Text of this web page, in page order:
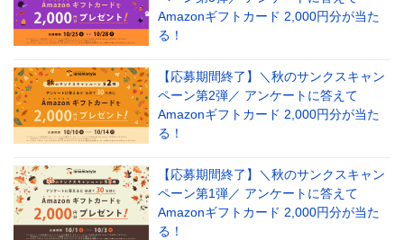
Amazonギフトカード 2,000円分が当た
る！
【応募期間終了】＼秋のサンクスキャン
ペーン第2弾／ アンケートに答えて
Amazonギフトカード 2,000円分が当た
る！
【応募期間終了】＼秋のサンクスキャン
ペーン第1弾／ アンケートに答えて
Amazonギフトカード 2,000円分が当た
る！